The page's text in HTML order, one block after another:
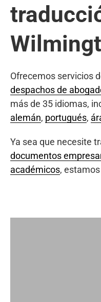
Ofrecemos servicios
despachos de
más de 35 idiomas,
alemán, portugués,
Ya sea que necesite
documentos
académicos,